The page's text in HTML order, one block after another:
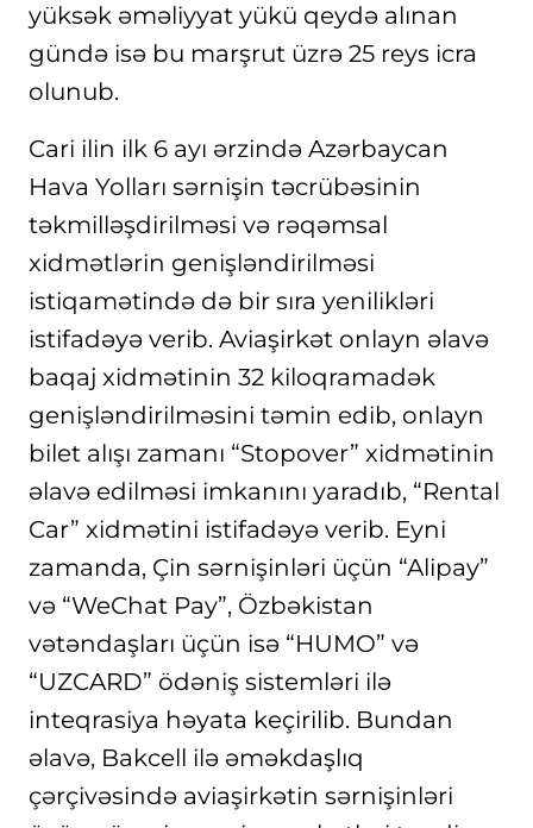
yüksək əməliyyat yükü qeydə alınan
gündə isə bu marşrut üzrə 25 reys icra
olunub.
Cari ilin ilk 6 ayı ərzində Azərbaycan
Hava Yolları sərnişin təcrübəsinin
təkmilləşdirilməsi və rəqəmsal
xidmətlərin genişləndirilməsi
istiqamətində də bir sıra yenilikləri
istifadəyə verib. Aviaşirkət onlayn əlavə
baqaj xidmətinin 32 kiloqramadək
genişləndirilməsini təmin edib, onlayn
bilet alışı zamanı “Stopover” xidmətinin
əlavə edilməsi imkanını yaradıb, “Rental
Car” xidmətini istifadəyə verib. Eyni
zamanda, Çin sərnişinləri üçün “Alipay”
və “WeChat Pay”, Özbəkistan
vətəndaşları üçün isə “HUMO” və
“UZCARD” ödəniş sistemləri ilə
inteqrasiya həyata keçirilib. Bundan
əlavə, Bakcell ilə əməkdaşlıq
çərçivəsində aviaşirkətin sərnişinləri